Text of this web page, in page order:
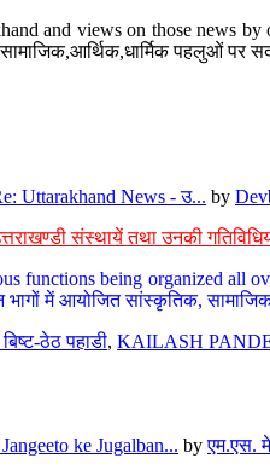
and views on those news
पहलुओं पर
Uttarakhand News - उ... by
संस्थायें तथा उनकी
functions being organized all
भागों में आयोजित सांस्कृतिक,
ठेठ पहाडी, KAILASH
ke Jugalban... byएम.एस.